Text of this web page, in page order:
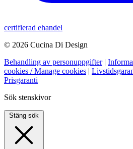
certifierad ehandel
© 2026 Cucina Di Design
Behandling av personuppgifter |
cookies / Manage cookies |
Prisgaranti
Sök stenskivor
Stäng sök